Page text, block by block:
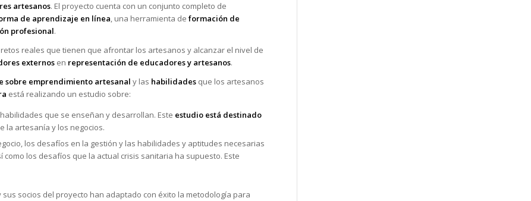
artesanos. El proyecto cuenta con un conjunto completo de
de aprendizaje en línea, una herramienta de formación de
profesional.
reales que tienen que afrontar los artesanos y alcanzar el nivel de
externos en representación de educadores y artesanos.
sobre emprendimiento artesanal y las habilidades que los artesanos
está realizando un estudio sobre:
que se enseñan y desarrollan. Este estudio está destinado
la artesanía y los negocios.
los desafíos en la gestión y las habilidades y aptitudes necesarias
como los desafíos que la actual crisis sanitaria ha supuesto. Este
sus socios del proyecto han adaptado con éxito la metodología para